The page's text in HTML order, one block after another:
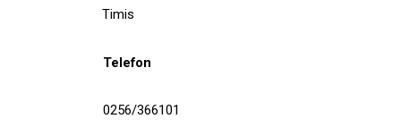
Timis
Telefon
0256/366101